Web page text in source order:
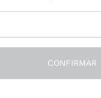
CONFIRMAR